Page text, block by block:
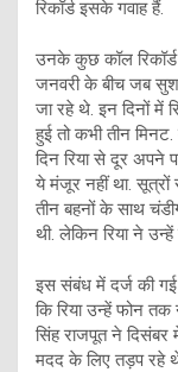
रिकॉर्ड इसके गवाह हैं.
उनके कुछ कॉल
जनवरी के बीच जब
जा रहे थे. इन दिनों में
हुई तो कभी तीन
दिन रिया से दूर अपने
ये मंजूर नहीं था.
तीन बहनों के साथ
थी. लेकिन रिया ने उन्हें
इस संबंध में दर्ज की
कि रिया उन्हें फोन
सिंह राजपूत ने दिसंबर
मदद के लिए तड़प रहे